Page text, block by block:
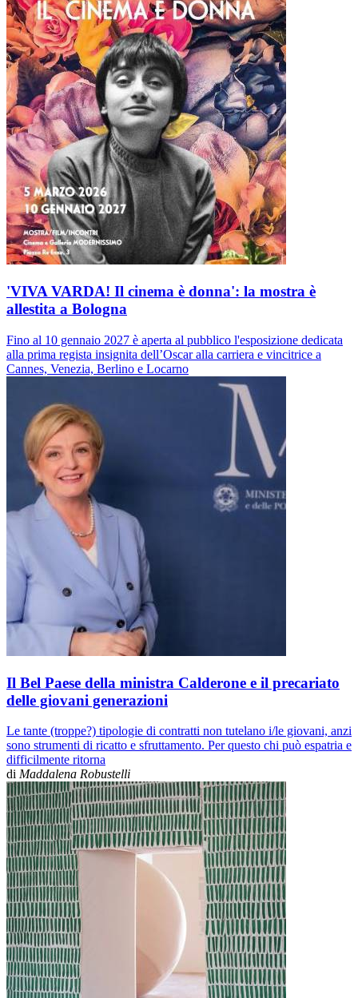
'VIVA VARDA! Il cinema è donna': la mostra è
allestita a Bologna
Fino al 10 gennaio 2027 è aperta al pubblico l'esposizione dedicata
alla prima regista insignita dell’Oscar alla carriera e vincitrice a
Cannes, Venezia, Berlino e Locarno
Il Bel Paese della ministra Calderone e il precariato
delle giovani generazioni
Le tante (troppe?) tipologie di contratti non tutelano i/le giovani, anzi
sono strumenti di ricatto e sfruttamento. Per questo chi può espatria e
difficilmente ritorna
di Maddalena Robustelli